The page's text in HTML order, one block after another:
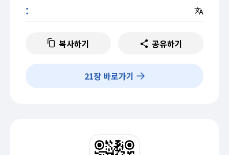
:
복사하기 공유하기
21장 바로가기